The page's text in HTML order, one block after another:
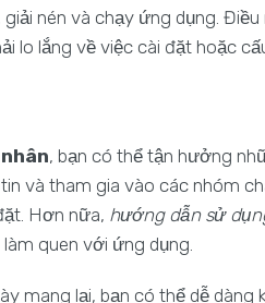
nén và chạy ứng dụng. Điều
lo lắng về việc cài đặt hoặc
, bạn có thể tận hưởng
và tham gia vào các nhóm
Hơn nữa, hướng dẫn sử
quen với ứng dụng.
mang lại, bạn có thể dễ dàng